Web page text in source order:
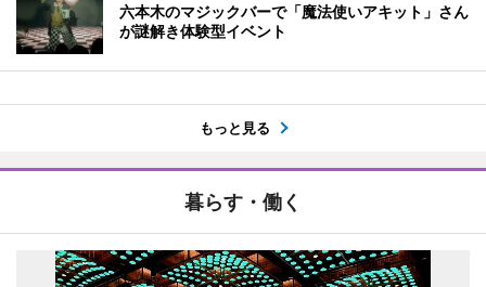
六本木のマジックバーで「魔法使いアキット」さん
が謎解き体験型イベント
もっと見る
暮らす・働く